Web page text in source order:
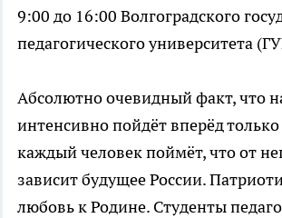
9:00 до 16:00 Волгоградского
педагогического университета
Абсолютно очевидный факт, что
интенсивно пойдёт вперёд только
каждый человек поймёт, что от
зависит будущее России.
любовь к Родине. Студенты